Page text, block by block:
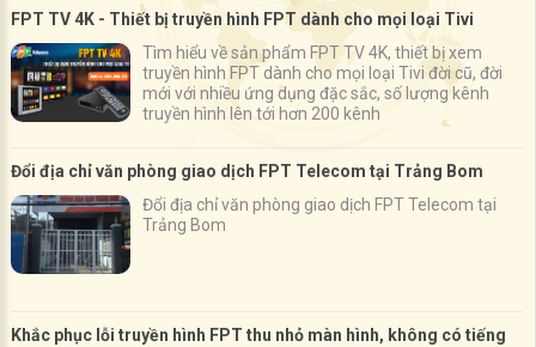
FPT TV 4K - Thiết bị truyền hình FPT dành cho mọi loại Tivi
Tìm hiểu về sản phẩm FPT TV 4K, thiết bị xem
truyền hình FPT dành cho mọi loại Tivi đời cũ, đời
mới với nhiều ứng dụng đặc sắc, số lượng kênh
truyền hình lên tới hơn 200 kênh
Đổi địa chỉ văn phòng giao dịch FPT Telecom tại Trảng Bom
Đổi địa chỉ văn phòng giao dịch FPT Telecom tại
Trảng Bom
Khắc phục lỗi truyền hình FPT thu nhỏ màn hình, không có tiếng